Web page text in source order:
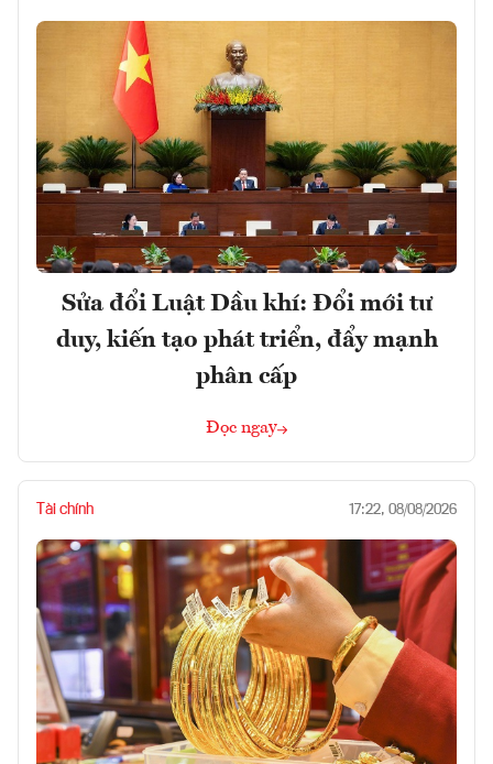
Sửa đổi Luật Dầu khí: Đổi mới tư
duy, kiến tạo phát triển, đẩy mạnh
phân cấp
Đọc ngay
Tài chính 17:22, 08/08/2026